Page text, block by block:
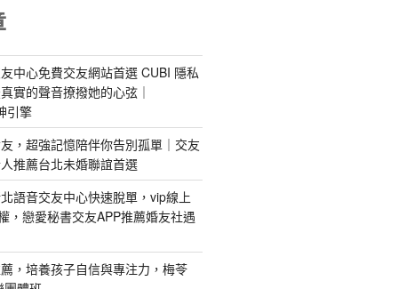
中心免費交友網站首選 CUBI 隱私
實的聲音撩撥她的心弦｜
引擎
，超強記憶陪伴你告別孤單｜交友
推薦台北未婚聯誼首選
語音交友中心快速脫單，vip線上
，戀愛秘書交友APP推薦婚友社遇
，培養孩子自信與專注力，梅苓